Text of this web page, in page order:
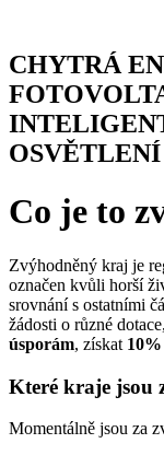
obsahu
CHYTRÁ
OSVĚTLENÍ
Co je to
Zvýhodněný kraj je
označen kvůli horší
srovnání s ostatními
žádosti o různé
úsporám, získat
Které kraje jsou
Momentálně jsou za